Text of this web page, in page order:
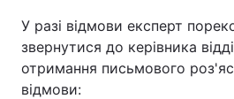
У разі відмови експерт
звернутися до керівника
отримання письмового
відмови: